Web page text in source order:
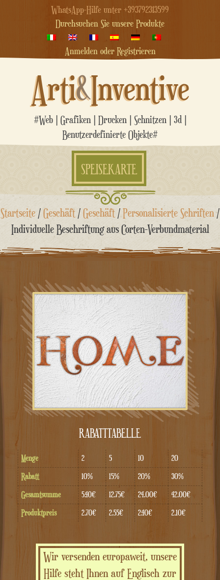
WhatsApp-Hilfe unter +393792313599
Durchsuchen Sie unsere Produkte
Anmelden oder Registrieren
Arti&Inventive
#Web | Grafiken | Drucken | Schnitzen | 3d |
Benutzerdefinierte Objekte#
SPEISEKARTE
Zum
Inhalt
springen
Startseite /Geschäft /Geschäft /Personalisierte Schriften/
Individuelle Beschriftung aus Corten-Verbundmaterial
RABATTTABELLE
Menge 2 5 10
20
Rabatt
10% 15% 20%
30%
Gesamtsumme
5.40€ 12.75€ 24.00€
42.00€
Produktpreis
2.70€ 2.55€ 2.40€ 2.10€
Wir versenden europaweit, unsere
Hilfe steht Ihnen auf Englisch zur